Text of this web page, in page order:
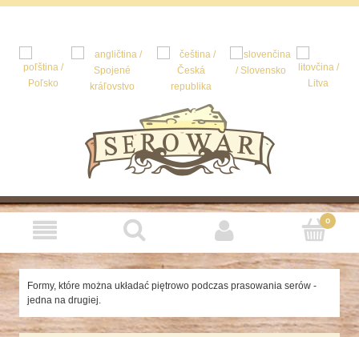
Formy, które można układać piętrowo podczas prasowania serów -
jedna na drugiej.